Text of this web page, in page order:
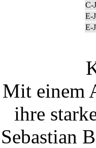
C-
E-
E-
Mit einem
ihre
Sebastian